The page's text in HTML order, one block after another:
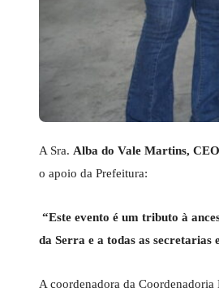
A Sra. Alba do Vale Martins,
o apoio da Prefeitura:
“Este evento é um tributo à
da Serra e a todas as secretarias
A coordenadora da